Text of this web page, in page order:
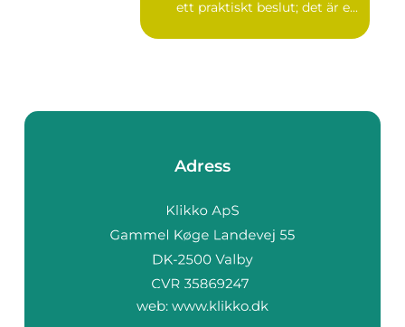
ett praktiskt beslut; det är e...
Adress
web: www.klikko.dk